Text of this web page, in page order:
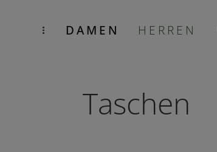
DAMEN HERREN
Taschen